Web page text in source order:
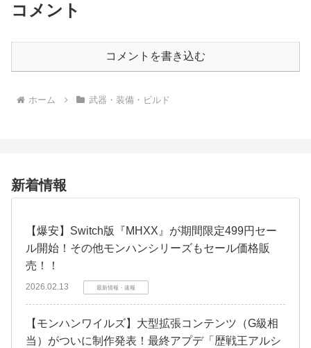
コメント
コメントを書き込む
ホーム 武器・装備・ビルド
新着情報
【爆安】Switch版『MHXX』が期間限定499円セー
ル開始！その他モンハンシリーズもセール価格販
売！！
2026.02.13 最新情報・速報
【モンハンワイルズ】大型拡張コンテンツ（G級相
当）がついに制作発表！最終アプデ「歴戦王アルシ